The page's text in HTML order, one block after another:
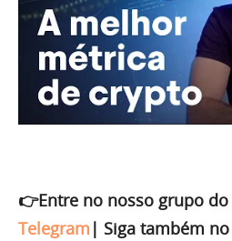
👉Entre no nosso grupo do
Telegram | Siga também no